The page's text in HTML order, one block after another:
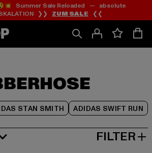
Zum
Inhalt
springen
Zum
Fußzeile
springen
Summer Sale Reloaded — absolute
❯❯ ZUM SALE ❮❮
STAN SMITH ADIDAS SWIFT RUN
Zum
Produktraster
springen
FILTER